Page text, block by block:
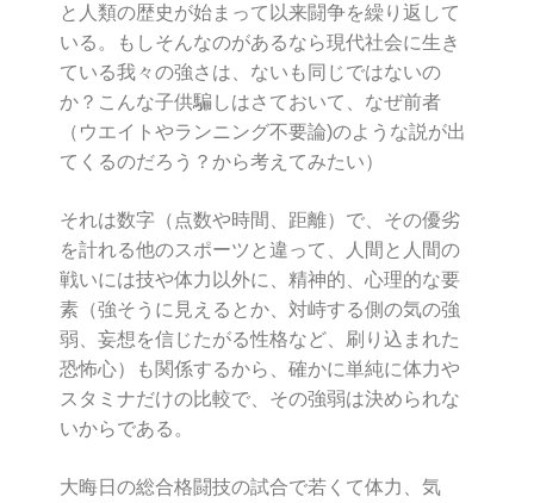
と人類の歴史が始まって以来闘争を繰り返して
いる。もしそんなのがあるなら現代社会に生き
ている我々の強さは、ないも同じではないの
か？こんな子供騙しはさておいて、なぜ前者
（ウエイトやランニング不要論)のような説が出
てくるのだろう？から考えてみたい）
それは数字（点数や時間、距離）で、その優劣
を計れる他のスポーツと違って、人間と人間の
戦いには技や体力以外に、精神的、心理的な要
素（強そうに見えるとか、対峙する側の気の強
弱、妄想を信じたがる性格など、刷り込まれた
恐怖心）も関係するから、確かに単純に体力や
スタミナだけの比較で、その強弱は決められな
いからである。
大晦日の総合格闘技の試合で若くて体力、気